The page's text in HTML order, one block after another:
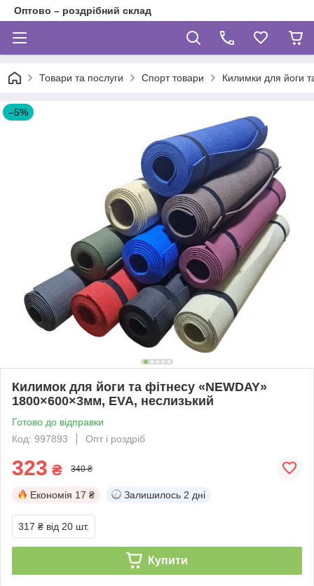
Оптово – роздрібний склад
Товари та послуги Спорт товари Килимки для йоги
–5%
Килимок для йоги та фітнесу «NEWDAY»
1800×600×3мм, EVA, неслизький
Готово до відправки
Код: 997893
Опт і роздріб
323 ₴ 340 ₴
Економія 17 ₴ Залишилось 2 дні
317 ₴ від 20 шт.
Купити